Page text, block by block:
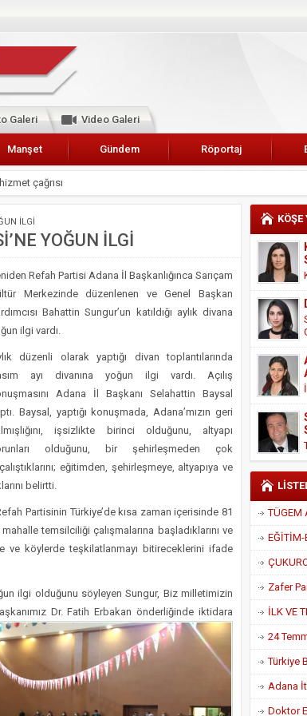
Galeri Video Galeri
Manşet Gündem Röportaj
çağrısı
Başkanı Şefik Arslan
TARİH YAZIYORLAR
PAMUK HASADINA BAŞLANDI
Cennet Çelik
İLGİ
YOĞUN İLGİ
Refah Partisi Adana İl Başkanlığınca Sarıçam
Merkezinde düzenlenen ve Genel Başkan
Bahattin Sungur’un katıldığı aylık divana
ilgi vardı.
düzenli olarak yaptığı divan toplantılarında
ayı divanına yoğun ilgi vardı. Açılış
Adana İl Başkanı Selahattin Baysal
Baysal, yaptığı konuşmada, Adana’mızın geri
işsizlikte birinci olduğunu, altyapı
olduğunu, bir şehirleşmeden çok
eğitimden, şehirleşmeye, altyapıya ve
belirtti.
Partisinin Türkiye’de kısa zaman içerisinde 81
temsilciliği çalışmalarına başladıklarını ve
ve köylerde teşkilatlanmayı bitireceklerini ifade
ilgi olduğunu söyleyen Sungur, Biz milletimizin
Dr. Fatih Erbakan önderliğinde iktidara
Adana